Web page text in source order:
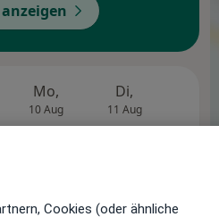
Mo,
10 Aug
Di,
11 Aug
nicht verfügbar
senden
Cookies (oder ähnliche